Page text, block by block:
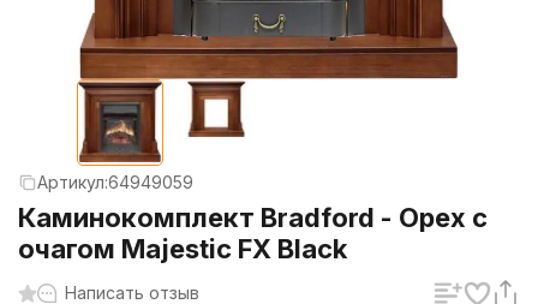
Артикул:64949059
Каминокомплект Bradford - Орех с
очагом Majestic FX Black
Написать отзыв